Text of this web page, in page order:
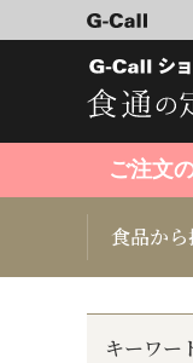
ご注文
食品か
キーワー